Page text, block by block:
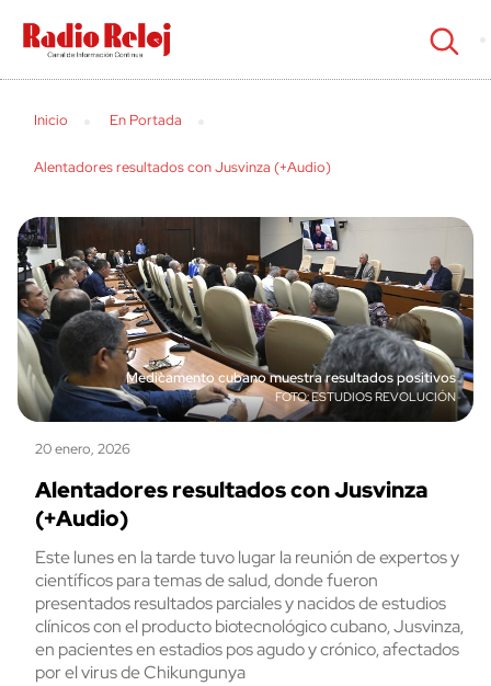
cerrar
Inicio En Portada
Alentadores resultados con Jusvinza (+Audio)
Medicamento cubano muestra resultados positivos
ESTUDIOS REVOLUCIÓN
20 enero, 2026
Alentadores resultados con Jusvinza
(+Audio)
Este lunes en la tarde tuvo lugar la reunión de expertos y
científicos para temas de salud, donde fueron
presentados resultados parciales y nacidos de estudios
clínicos con el producto biotecnológico cubano, Jusvinza,
en pacientes en estadios pos agudo y crónico, afectados
por el virus de Chikungunya